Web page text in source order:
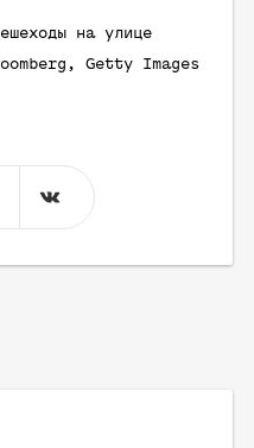
на улице
Getty Images